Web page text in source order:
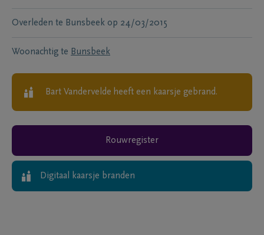
Overleden te Bunsbeek op 24/03/2015
Woonachtig te Bunsbeek
Bart Vandervelde heeft een kaarsje gebrand.
Rouwregister
Digitaal kaarsje branden